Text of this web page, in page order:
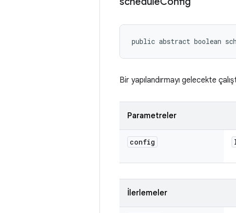
public abstract boolean
Bir yapılandırmayı gelecekte
Parametreler
config
İlerlemeler